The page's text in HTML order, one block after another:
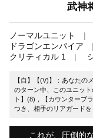
武神
ノーマルユニット
ドラゴンエンパイア
クリティカル 1
【自】【(V)】：あなたの
のターン中、このユニッ
ト】(8)，【カウンターブ
つき、相手のリアガードを
これが、圧倒的